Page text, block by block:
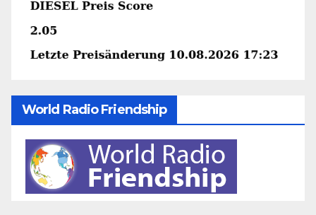
World Radio Friendship